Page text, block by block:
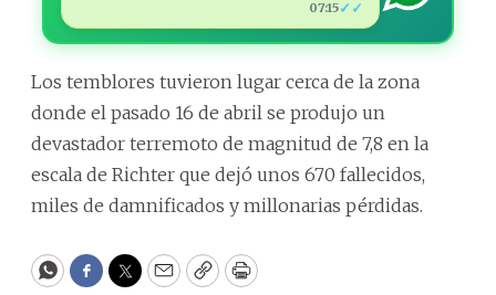
07:15✓✓
Los temblores tuvieron lugar cerca de la zona
donde el pasado 16 de abril se produjo un
devastador terremoto de magnitud de 7,8 en la
escala de Richter que dejó unos 670 fallecidos,
miles de damnificados y millonarias pérdidas.
WhatsApp
Facebook
Twitter
EmailCopyPrint